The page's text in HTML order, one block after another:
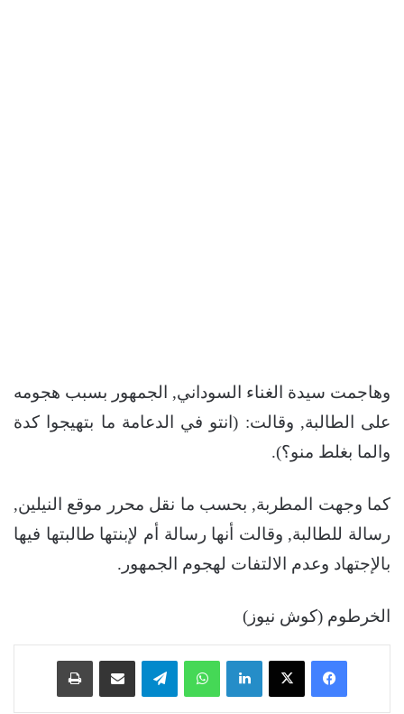
وهاجمت سيدة الغناء السوداني, الجمهور بسبب هجومه
على الطالبة, وقالت: (انتو في الدعامة ما بتهيجوا كدة
والما بغلط منو؟).
كما وجهت المطربة, بحسب ما نقل محرر موقع النيلين,
رسالة للطالبة, وقالت أنها رسالة أم لإبنتها طالبتها فيها
بالإجتهاد وعدم الالتفات لهجوم الجمهور.
الخرطوم (كوش نيوز)
فيسبوك ‫X لينكدإن واتساب تيلقرام